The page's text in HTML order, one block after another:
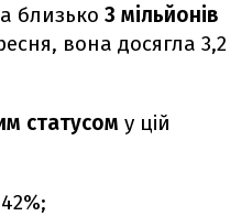
близько 3 мільйонів
вона досягла 3,2
статусом у цій